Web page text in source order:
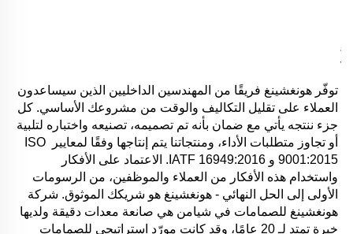
أو تجاوز متطلبات الأداء، ومنتجاتنا يتم إنتاجها وفقًا لمعايير ISO